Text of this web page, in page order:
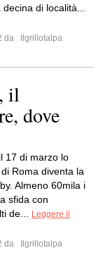
di località...
da
Ilgrillotalpa
il
dove
17 di marzo lo
Roma diventa la
Almeno 60mila i
sfida con
de...
Leggere il
da
Ilgrillotalpa